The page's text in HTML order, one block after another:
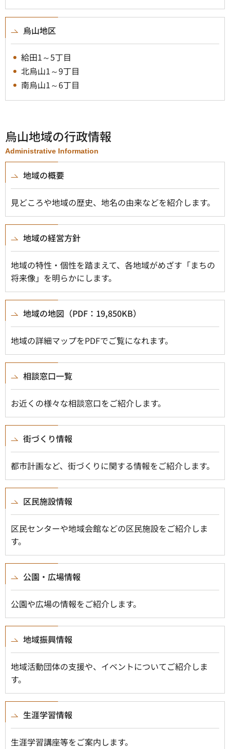
烏山地区
給田1～5丁目
北烏山1～9丁目
南烏山1～6丁目
烏山地域の行政情報
Administrative Information
地域の概要
見どころや地域の歴史、地名の由来などを紹介します。
地域の経営方針
地域の特性・個性を踏まえて、各地域がめざす「まちの
将来像」を明らかにします。
地域の地図（PDF：19,850KB）
地域の詳細マップをPDFでご覧になれます。
相談窓口一覧
お近くの様々な相談窓口をご紹介します。
街づくり情報
都市計画など、街づくりに関する情報をご紹介します。
区民施設情報
区民センターや地域会館などの区民施設をご紹介しま
す。
公園・広場情報
公園や広場の情報をご紹介します。
地域振興情報
地域活動団体の支援や、イベントについてご紹介しま
す。
生涯学習情報
生涯学習講座等をご案内します。